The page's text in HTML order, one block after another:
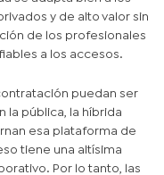
y de alto valor sin
de los profesionales
a los accesos.
puedan ser
la pública, la híbrida
esa plataforma de
tiene una altísima
Por lo tanto, las